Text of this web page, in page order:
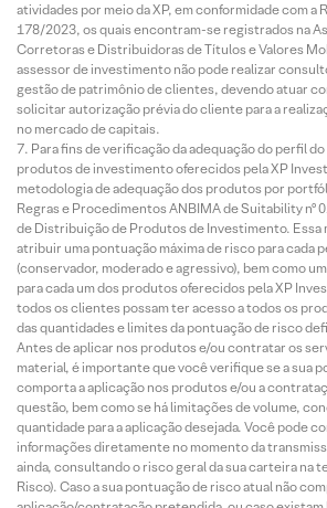
atividades por meio da XP, em conformidade com a
178/2023, os quais encontram-se registrados na
Corretoras e Distribuidoras de Títulos e Valores
assessor de investimento não pode realizar
gestão de patrimônio de clientes, devendo atuar
solicitar autorização prévia do cliente para a
no mercado de capitais.
Para fins de verificação da adequação do perfil
produtos de investimento oferecidos pela XP
metodologia de adequação dos produtos por
Regras e Procedimentos ANBIMA de Suitability nº
de Distribuição de Produtos de Investimento.
atribuir uma pontuação máxima de risco para cada
(conservador, moderado e agressivo), bem como
para cada um dos produtos oferecidos pela XP
todos os clientes possam ter acesso a todos os
das quantidades e limites da pontuação de risco
Antes de aplicar nos produtos e/ou contratar os
material, é importante que você verifique se a sua
comporta a aplicação nos produtos e/ou a
questão, bem como se há limitações de volume,
quantidade para a aplicação desejada. Você pode
informações diretamente no momento da
ainda, consultando o risco geral da sua carteira na
Risco). Caso a sua pontuação de risco atual não